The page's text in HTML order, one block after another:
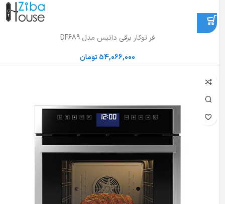
فر توکار برقی داتیس مدل DF689
54,066,000تومان